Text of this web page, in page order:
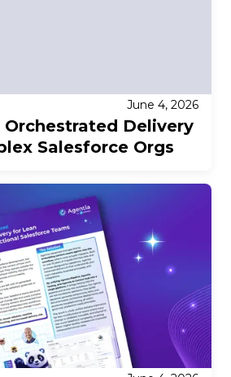
June 4, 2026
Delivery
Salesforce Orgs